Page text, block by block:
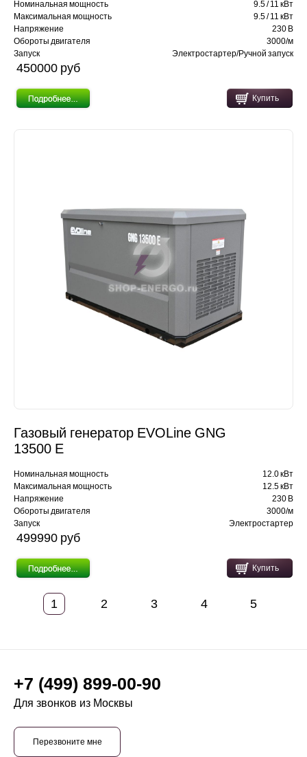
Номинальная мощность
9.5 / 11 кВт
Максимальная мощность
9.5 / 11 кВт
Напряжение
230 В
Обороты двигателя
3000/м
Запуск
Электростартер/Ручной запуск
450000 pуб
Купить
Газовый генератор EVOLine GNG
13500 E
Номинальная мощность
12.0 кВт
Максимальная мощность
12.5 кВт
Напряжение
230 В
Обороты двигателя
3000/м
Запуск
Электростартер
499990 pуб
Купить
1 2 3 4 5
+7 (499) 899-00-90
Для звонков из Москвы
Перезвоните мне